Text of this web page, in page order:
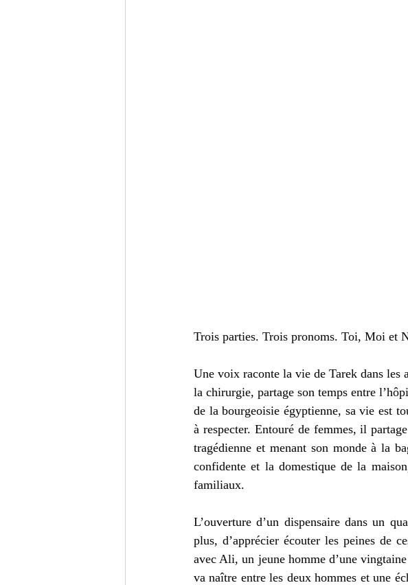
Trois parties. Trois pronoms. Toi, Moi et
Une voix raconte la vie de Tarek dans les
la chirurgie, partage son temps entre
de la bourgeoisie égyptienne, sa vie est
à respecter. Entouré de femmes, il
tragédienne et menant son monde à la
confidente et la domestique de la
familiaux.
L’ouverture d’un dispensaire dans un
plus, d’apprécier écouter les peines de
avec Ali, un jeune homme d’une
va naître entre les deux hommes et une